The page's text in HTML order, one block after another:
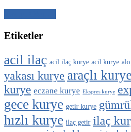
Etiketler
acil ilaç acil ilaç kurye acil kurye
yakası kurye araçlı kurye
kurye eczane kurye Ekspres kurye
gece kurye getir kurye
hızlı kurye ilaç getir ilaç